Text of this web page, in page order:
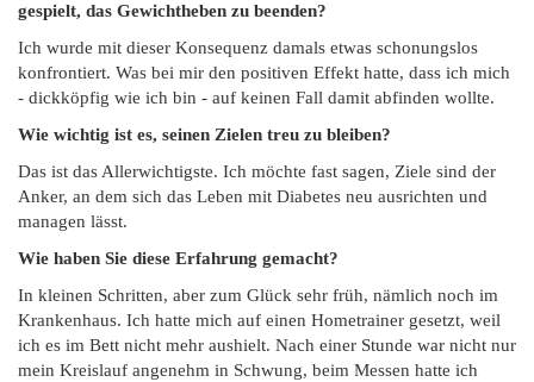
gespielt, das Gewichtheben zu beenden?
Ich wurde mit dieser Konsequenz damals etwas schonungslos
konfrontiert. Was bei mir den positiven Effekt hatte, dass ich mich
- dickköpfig wie ich bin - auf keinen Fall damit abfinden wollte.
Wie wichtig ist es, seinen Zielen treu zu bleiben?
Das ist das Allerwichtigste. Ich möchte fast sagen, Ziele sind der
Anker, an dem sich das Leben mit Diabetes neu ausrichten und
managen lässt.
Wie haben Sie diese Erfahrung gemacht?
In kleinen Schritten, aber zum Glück sehr früh, nämlich noch im
Krankenhaus. Ich hatte mich auf einen Hometrainer gesetzt, weil
ich es im Bett nicht mehr aushielt. Nach einer Stunde war nicht nur
mein Kreislauf angenehm in Schwung, beim Messen hatte ich